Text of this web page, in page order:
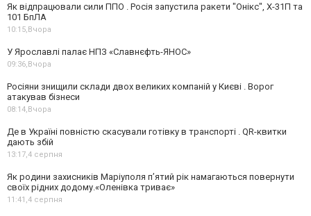
Як відпрацювали сили ППО . Росія запустила ракети "Онікс", Х-31П та
101 БпЛА
10:15,Вчора
У Ярославлі палає НПЗ «Славнєфть-ЯНОС»
09:36,Вчора
Росіяни знищили склади двох великих компаній у Києві . Ворог
атакував бізнеси
08:14,Вчора
Де в Україні повністю скасували готівку в транспорті . QR-квитки
дають збій
13:17,4 серпня
Як родини захисників Маріуполя пʼятий рік намагаються повернути
своїх рідних додому.«Оленівка триває»
11:41,4 серпня